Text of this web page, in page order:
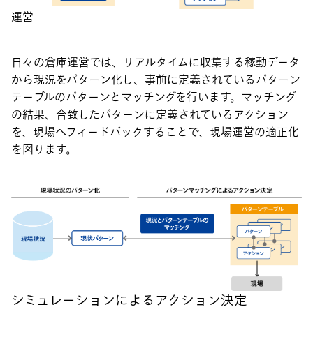
運営
日々の倉庫運営では、リアルタイムに収集する稼動データ
から現況をパターン化し、事前に定義されているパターン
テーブルのパターンとマッチングを行います。マッチング
の結果、合致したパターンに定義されているアクション
を、現場へフィードバックすることで、現場運営の適正化
を図ります。
シミュレーションによるアクション決定